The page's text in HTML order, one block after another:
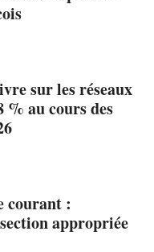
sur les réseaux
% au cours des
courant :
appropriée